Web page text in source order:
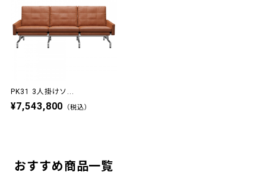
PK31 3人掛けソ...
¥7,543,800 （税込）
おすすめ商品一覧